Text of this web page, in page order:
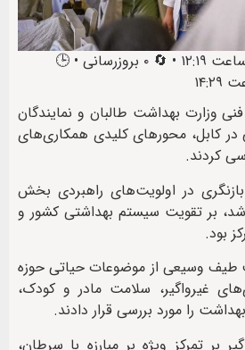
📅 انتشار: ۶ حوت ۱۴۰۴ ساعت ۱۲:۱۹ • 🔄 ۰ بروزرسانی • 🕒
وزارت بهداشت طالبان و نمایندگان
در کابل، محورهای کلیدی همکاری‌های
کردند.
در اولویت‌های راهبردی بخش
بر تقویت سیستم بهداشتی کشور و
بود.
وسیعی از موضوعات حیاتی حوزه
غیرواگیر، سلامت مادر و کودک،
را مورد بررسی قرار دادند.
بر تمرکز ویژه بر مبارزه با سرطان،